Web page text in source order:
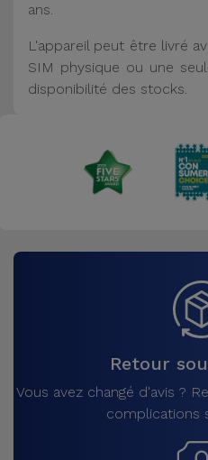
ans.
L'appareil peut être livré
SIM physique ou une
disponibilité des stocks.
Retour
Vous avez changé d'avis ?
complications